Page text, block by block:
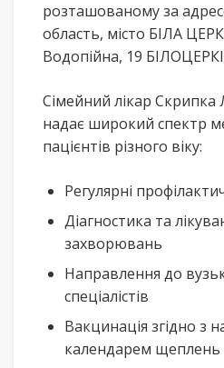
розташованому за
область, місто БІЛА
Водопійна, 19
Сімейний лікар
надає широкий спектр
пацієнтів різного віку:
Регулярні
Діагностика та
захворювань
Направлення до
спеціалістів
Вакцинація згідно з
календарем щеплень